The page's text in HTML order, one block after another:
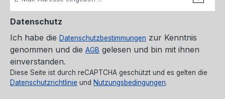
Datenschutz
Ich habe die Datenschutzbestimmungen zur Kenntnis
genommen und die AGB gelesen und bin mit ihnen
einverstanden.
Diese Seite ist durch reCAPTCHA geschützt und es gelten die
Datenschutzrichtlinie und Nutzungsbedingungen.